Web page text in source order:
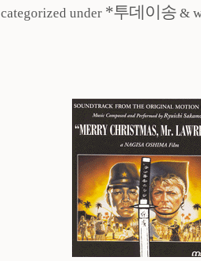
categorized under *투데이송 &